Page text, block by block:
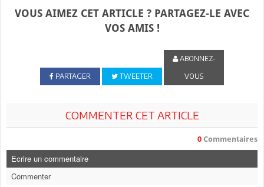
VOUS AIMEZ CET ARTICLE ? PARTAGEZ-LE AVEC
VOS AMIS !
PARTAGER TWEETER
ABONNEZ-
VOUS
COMMENTER CET ARTICLE
0 Commentaires
Ecrire un commentaire
Commenter